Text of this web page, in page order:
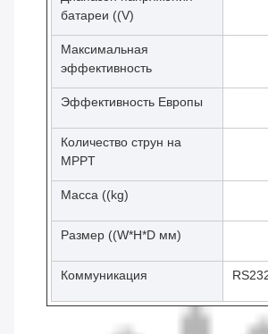
батареи ((V)
Максимальная
эффективность
Эффективность Европы
Количество струн на
MPPT
Масса ((kg)
Размер ((W*H*D мм)
Коммуникация